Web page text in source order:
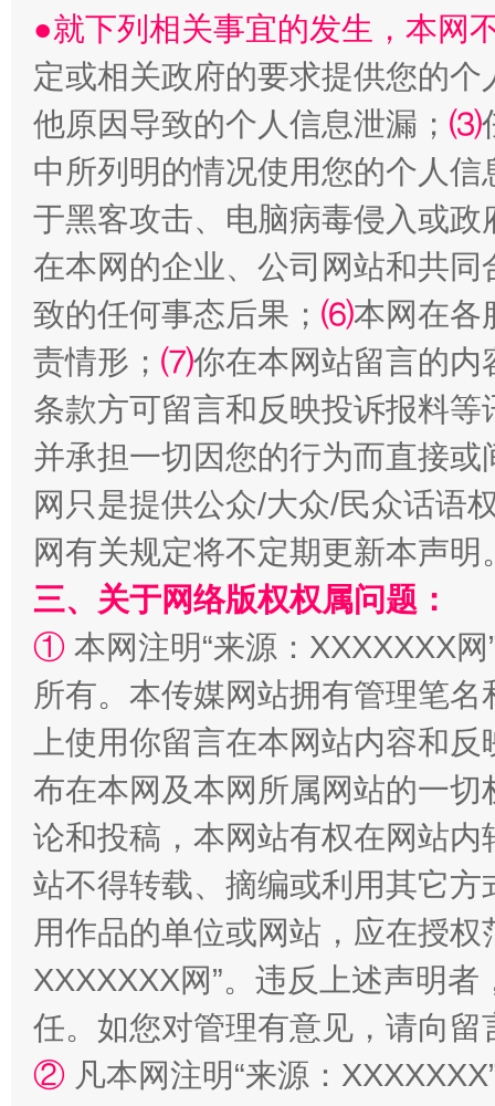
●就下列相关事宜的发生，本网
定或相关政府的要求提供您的个
他原因导致的个人信息泄漏； ⑶
中所列明的情况使用您的个人
于黑客攻击、电脑病毒侵入或
在本网的企业、公司网站和共
致的任何事态后果； ⑹本网在各
责情形； ⑺你在本网站留言的内
条款方可留言和反映投诉报料
并承担一切因您的行为而直接
网只是提供公众/大众/民众话语
网有关规定将不定期更新本声明
三、关于网络版权权属问题：
① 本网注明“来源：XXXXXXX
所有。本传媒网站拥有管理笔
上使用你留言在本网站内容和
布在本网及本网所属网站的一
论和投稿，本网站有权在网站
站不得转载、摘编或利用其它
用作品的单位或网站，应在授
XXXXXXX网”。违反上述声明
任。如您对管理有意见，请向
② 凡本网注明“来源：